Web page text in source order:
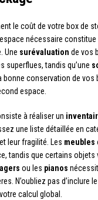
le coût de votre box de
nécessaire constitue
Une surévaluation de vos
superflues, tandis qu’une
conservation de vos
espace.
à réaliser un
une liste détaillée en
leur fragilité. Les meubles
tandis que certains objets
ou les pianos
N’oubliez pas d’inclure
calcul global.